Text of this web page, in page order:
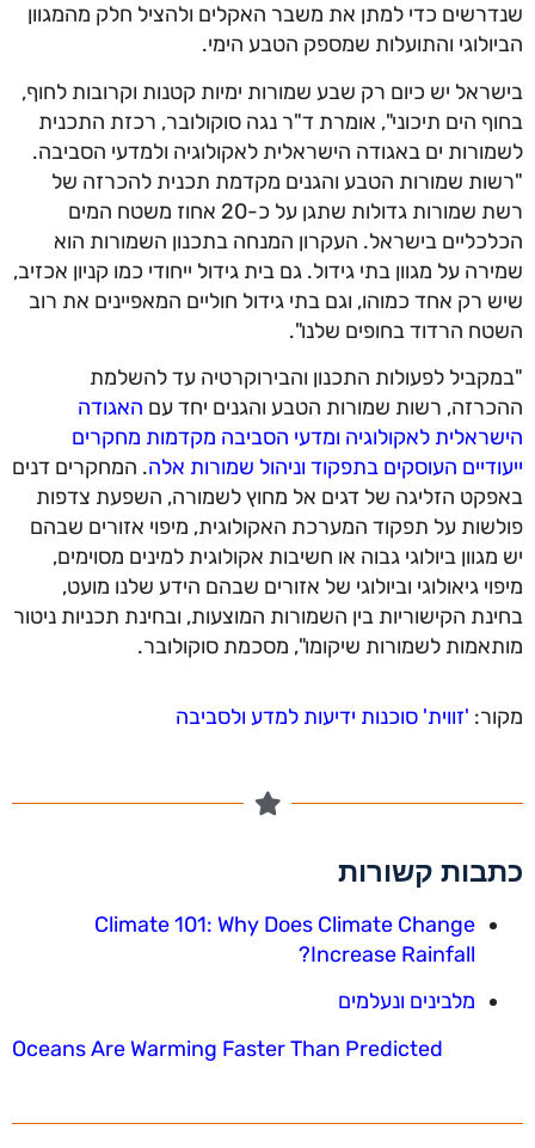
שנדרשים כדי למתן את משבר האקלים ולהציל חלק מהמגוון
הביולוגי והתועלות שמספק הטבע הימי.
בישראל יש כיום רק שבע שמורות ימיות קטנות וקרובות לחוף,
בחוף הים תיכוני", אומרת ד"ר נגה סוקולובר, רכזת התכנית
לשמורות ים באגודה הישראלית לאקולוגיה ולמדעי הסביבה.
"רשות שמורות הטבע והגנים מקדמת תכנית להכרזה של
רשת שמורות גדולות שתגן על כ-20 אחוז משטח המים
הכלכליים בישראל. העקרון המנחה בתכנון השמורות הוא
שמירה על מגוון בתי גידול. גם בית גידול ייחודי כמו קניון אכזיב,
שיש רק אחד כמוהו, וגם בתי גידול חוליים המאפיינים את רוב
השטח הרדוד בחופים שלנו".
"במקביל לפעולות התכנון והבירוקרטיה עד להשלמת
ההכרזה, רשות שמורות הטבע והגנים יחד עםהאגודה
הישראלית לאקולוגיה ומדעי הסביבה מקדמות מחקרים
ייעודיים העוסקים בתפקוד וניהול שמורות אלה. המחקרים דנים
באפקט הזליגה של דגים אל מחוץ לשמורה, השפעת צדפות
פולשות על תפקוד המערכת האקולוגית, מיפוי אזורים שבהם
יש מגוון ביולוגי גבוה או חשיבות אקולוגית למינים מסוימים,
מיפוי גיאולוגי וביולוגי של אזורים שבהם הידע שלנו מועט,
בחינת הקישוריות בין השמורות המוצעות, ובחינת תכניות ניטור
מותאמות לשמורות שיקומו", מסכמת סוקולובר.
מקור:'זווית' סוכנות ידיעות למדע ולסביבה
כתבות קשורות
Climate 101: Why Does Climate Change
Increase Rainfall?
מלבינים ונעלמים
Oceans Are Warming Faster Than Predicted